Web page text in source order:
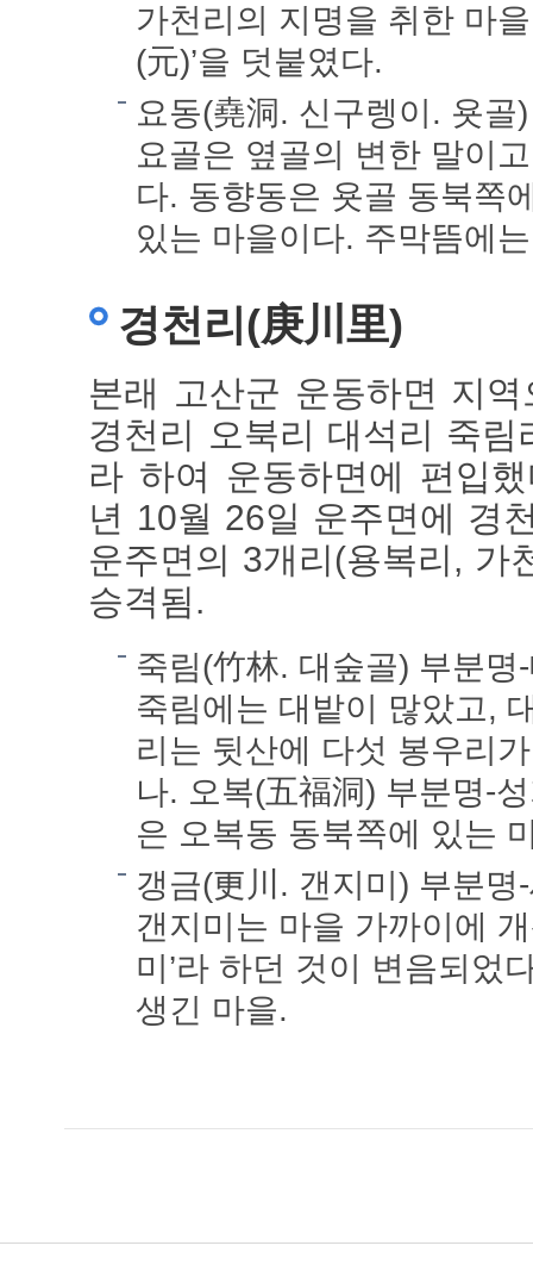
가천리의 지명을 취한 마
(元)’을 덧붙였다.
요동(堯洞. 신구렝이. 욧
요골은 옆골의 변한 말이
다. 동향동은 욧골 동북쪽
있는 마을이다. 주막뜸에
경천리(庚川里)
본래 고산군 운동하면 지
경천리 오북리 대석리 죽
라 하여 운동하면에 편입
년 10월 26일 운주면에 경
운주면의 3개리(용복리, 가
승격됨.
죽림(竹林. 대숲골) 부분
죽림에는 대밭이 많았고,
리는 뒷산에 다섯 봉우리
나. 오복(五福洞) 부분명-
은 오복동 동북쪽에 있는
갱금(更川. 갠지미) 부분
갠지미는 마을 가까이에
미’라 하던 것이 변음되었
생긴 마을.